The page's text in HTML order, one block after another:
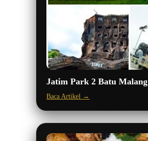
Jatim Park 2 Batu Malang
Baca Artikel →